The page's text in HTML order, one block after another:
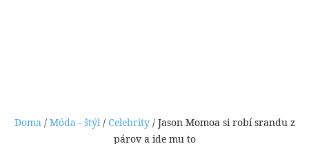
Doma/ Móda - štýl/ Celebrity/ Jason Momoa si robí srandu z
párov a ide mu to